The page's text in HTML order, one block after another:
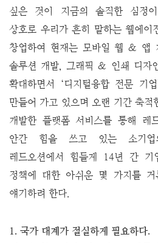
싶은 것이 지금의 솔직한 심정
상호로 우리가 흔히 말하는 웹에이
창업하여 현재는 모바일 웹 & 앱
솔루션 개발, 그래픽 & 인쇄 디자
확대하면서 ‘디지털융합 전문 기
만들어 가고 있으며 오랜 기간 축적
개발한 플랫폼 서비스를 통해 레
안간 힘을 쓰고 있는 소기업
레드오션에서 힘들게 14년 간
정책에 대한 아쉬운 몇 가지를
얘기하려 한다.
1. 국가 대계가 절실하게 필요하다.